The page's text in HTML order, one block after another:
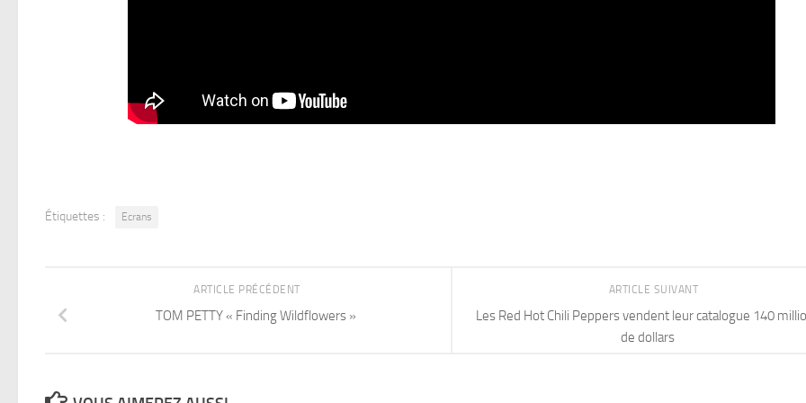
Étiquettes : Ecrans
ARTICLE SUIVANT
Les Red Hot Chili Peppers vendent leur catalogue 140
de dollars
ARTICLE PRÉCÉDENT
TOM PETTY « Finding Wildflowers »